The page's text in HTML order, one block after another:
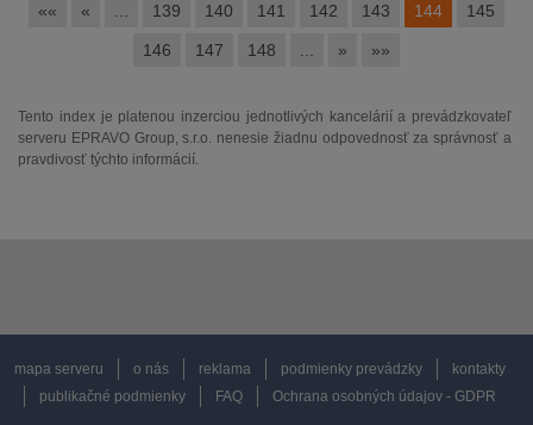
«« « 139 140 141 142 143 144 145
146 147 148 » »»
Tento index je platenou inzerciou jednotlivých kancelárií a prevádzkovateľ
serveru EPRAVO Group, s.r.o. nenesie žiadnu odpovednosť za správnosť a
pravdivosť týchto informácií.
mapa serveru o nás reklama podmienky prevádzky
kontakty
publikačné podmienky
FAQ Ochrana osobných údajov - GDPR